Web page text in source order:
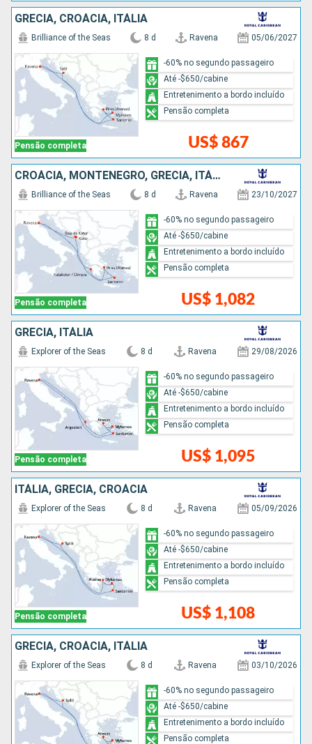
GRÉCIA, CROÁCIA, ITÁLIA
Pensão completa
Brilliance of the Seas 8 d Ravena 05/06/2027
US$ 867
-60% no segundo passageiro
Até -$650/cabine
Entretenimento a bordo incluído
Pensão completa
CROÁCIA, MONTENEGRO, GRÉCIA, ITÁLIA
Pensão completa
Brilliance of the Seas 8 d Ravena 23/10/2027
US$ 1,082
-60% no segundo passageiro
Até -$650/cabine
Entretenimento a bordo incluído
Pensão completa
GRÉCIA, ITÁLIA
Pensão completa
Explorer of the Seas 8 d Ravena 29/08/2026
US$ 1,095
-60% no segundo passageiro
Até -$650/cabine
Entretenimento a bordo incluído
Pensão completa
ITÁLIA, GRÉCIA, CROÁCIA
Pensão completa
Explorer of the Seas 8 d Ravena 05/09/2026
US$ 1,108
-60% no segundo passageiro
Até -$650/cabine
Entretenimento a bordo incluído
Pensão completa
GRÉCIA, CROÁCIA, ITÁLIA
Explorer of the Seas 8 d Ravena 03/10/2026
-60% no segundo passageiro
Até -$650/cabine
Entretenimento a bordo incluído
Pensão completa